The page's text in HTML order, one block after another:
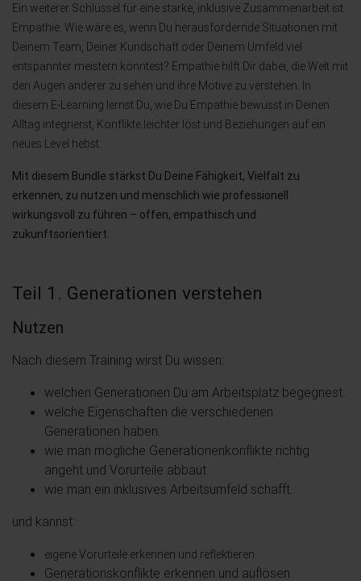
Ein weiterer Schlüssel für eine starke, inklusive Zusammenarbeit ist
Empathie. Wie wäre es, wenn Du herausfordernde Situationen mit
Deinem Team, Deiner Kundschaft oder Deinem Umfeld viel
entspannter meistern könntest? Empathie hilft Dir dabei, die Welt mit
den Augen anderer zu sehen und ihre Motive zu verstehen. In
diesem E-Learning lernst Du, wie Du Empathie bewusst in Deinen
Alltag integrierst, Konflikte leichter löst und Beziehungen auf ein
neues Level hebst.
Mit diesem Bundle stärkst Du Deine Fähigkeit, Vielfalt zu
erkennen, zu nutzen und menschlich wie professionell
wirkungsvoll zu führen – offen, empathisch und
zukunftsorientiert.
Teil 1. Generationen verstehen
Nutzen
Nach diesem Training wirst Du wissen:
welchen Generationen Du am Arbeitsplatz begegnest.
welche Eigenschaften die verschiedenen
Generationen haben.
wie man mögliche Generationenkonflikte richtig
angeht und Vorurteile abbaut.
wie man ein inklusives Arbeitsumfeld schafft.
und kannst:
eigene Vorurteile erkennen und reflektieren.
Generationskonflikte erkennen und auflösen.